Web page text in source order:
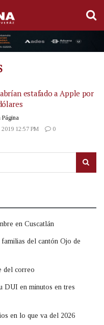
estafado a Apple por
12:57 PM
0
en Cuscatlán
del cantón Ojo de
del correo
DUI en minutos en tres
en lo que va del 2026